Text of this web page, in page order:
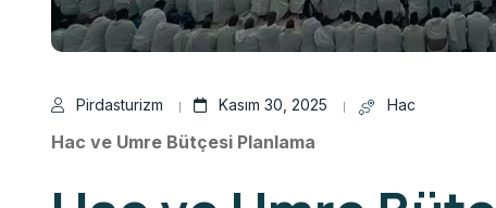
Pirdasturizm Kasım 30, 2025 Hac
Hac ve Umre Bütçesi Planlama